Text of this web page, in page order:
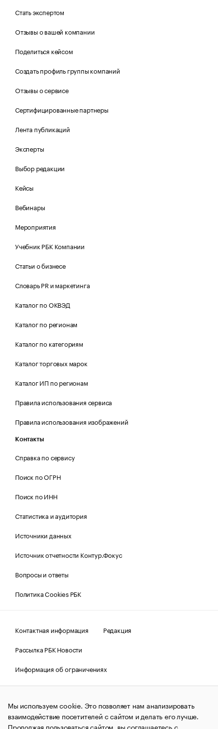
Стать экспертом
Отзывы о вашей компании
Поделиться кейсом
Создать профиль группы компаний
Отзывы о сервисе
Сертифицированные партнеры
Лента публикаций
Эксперты
Выбор редакции
Кейсы
Вебинары
Мероприятия
Учебник РБК Компании
Статьи о бизнесе
Словарь PR и маркетинга
Каталог по ОКВЭД
Каталог по регионам
Каталог по категориям
Каталог торговых марок
Каталог ИП по регионам
Правила использования сервиса
Правила использования изображений
Контакты
Справка по сервису
Поиск по ОГРН
Поиск по ИНН
Статистика и аудитория
Источники данных
Источник отчетности Контур.Фокус
Вопросы и ответы
Политика Cookies РБК
Контактная информация
Редакция
Рассылка РБК Новости
Информация об ограничениях
Правовая информация
О соблюдении авторских прав
© АО «РОСБИЗНЕСКОНСАЛТИНГ»,1995–2026.Сообщения
и материалы информационного агентства «РБК»
(зарегистрировано Федеральной службой по надзору в сфере
Мы используем cookie. Это позволяет нам анализировать
взаимодействие посетителей с сайтом и делать его лучше.
Продолжая пользоваться сайтом, вы соглашаетесь с